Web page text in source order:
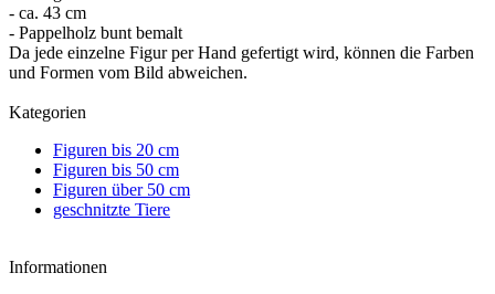
- ca. 43 cm
- Pappelholz bunt bemalt
Da jede einzelne Figur per Hand gefertigt wird, können die Farben
und Formen vom Bild abweichen.
Kategorien
Figuren bis 20 cm
Figuren bis 50 cm
Figuren über 50 cm
geschnitzte Tiere
Informationen